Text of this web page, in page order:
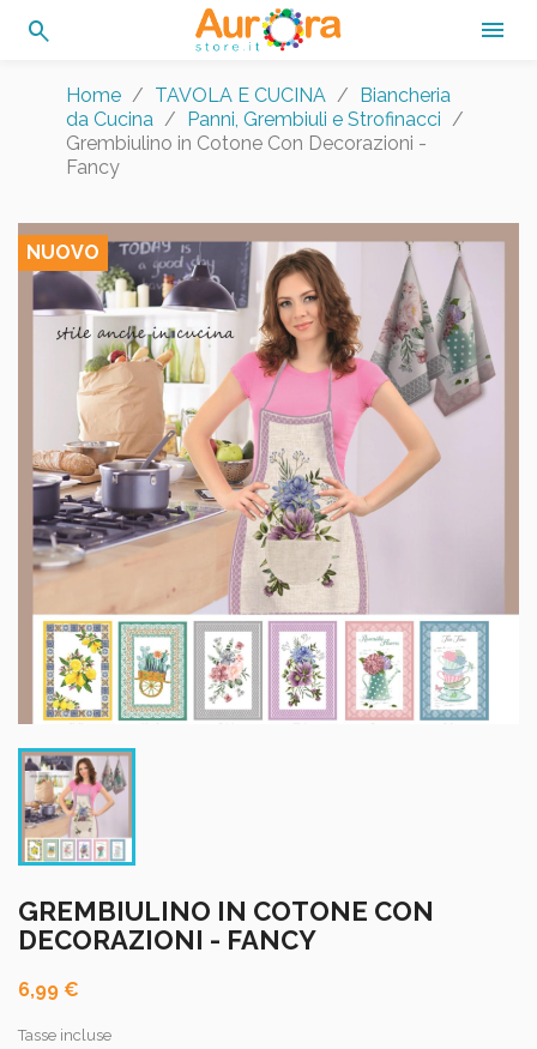
search 
Home TAVOLA E CUCINA
Biancheria
da Cucina
Panni, Grembiuli e Strofinacci
Grembiulino in Cotone Con Decorazioni -
Fancy
NUOVO
GREMBIULINO IN COTONE CON
DECORAZIONI - FANCY
6,99 €
Tasse incluse